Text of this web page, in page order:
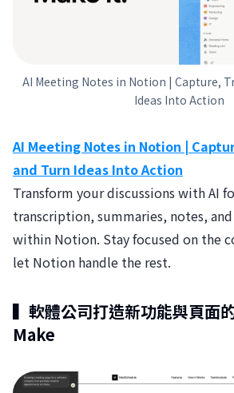
AI Meeting Notes in Notion | Capture,
Ideas Into Action
AI Meeting Notes in Notion |
and Turn Ideas Into Action
Transform your discussions with AI
transcription, summaries, notes,
within Notion. Stay focused on the
let Notion handle the rest.
▍軟體公司打造新功能與頁面
Make